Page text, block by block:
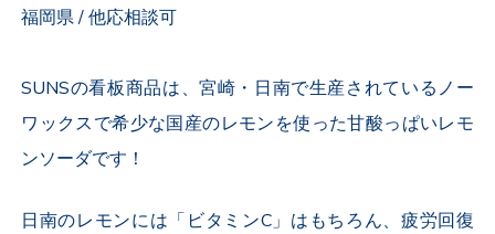
福岡県 / 他応相談可
SUNSの看板商品は、宮崎・日南で生産されているノー
ワックスで希少な国産のレモンを使った甘酸っぱいレモ
ンソーダです！
日南のレモンには「ビタミンC」はもちろん、疲労回復